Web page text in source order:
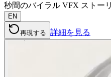
秒間のバイラル VFX ストー
EN
再現する 詳細を見る